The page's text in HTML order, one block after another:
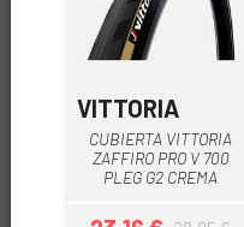
VITTORIA
CUBIERTA VITTORIA
ZAFFIRO PRO V 700
PLEG G2 CREMA